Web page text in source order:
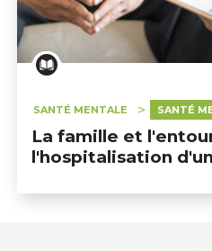
SANTÉ MENTALE SANTÉ
La famille et
l'hospitalisation